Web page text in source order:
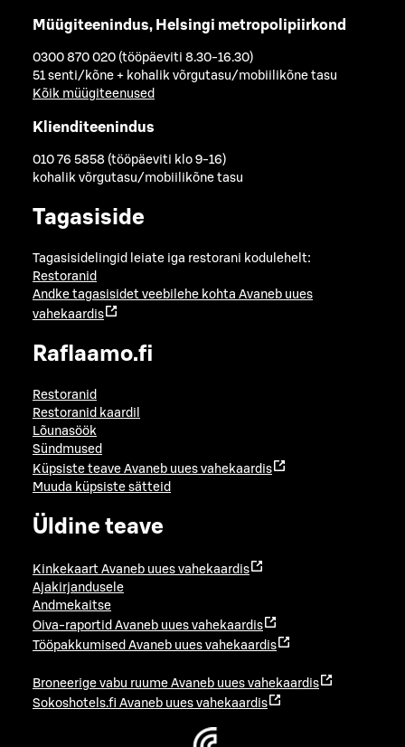
Müügiteenindus, Helsingi metropolipiirkond
0300 870 020 (tööpäeviti 8.30-16.30)
51 senti/kõne + kohalik võrgutasu/mobiilikõne tasu
Kõik müügiteenused
Klienditeenindus
010 76 5858 (tööpäeviti klo 9-16)
kohalik võrgutasu/mobiilikõne tasu
Tagasiside
Tagasisidelingid leiate iga restorani kodulehelt:
Restoranid
Andke tagasisidet veebilehe kohta Avaneb uues
vahekaardis
Raflaamo.fi
Restoranid
Restoranid kaardil
Lõunasöök
Sündmused
Küpsiste teave Avaneb uues vahekaardis
Muuda küpsiste sätteid
Üldine teave
Kinkekaart Avaneb uues vahekaardis
Ajakirjandusele
Andmekaitse
Oiva-raportid Avaneb uues vahekaardis
Tööpakkumised Avaneb uues vahekaardis
Broneerige vabu ruume Avaneb uues vahekaardis
Sokoshotels.fi Avaneb uues vahekaardis